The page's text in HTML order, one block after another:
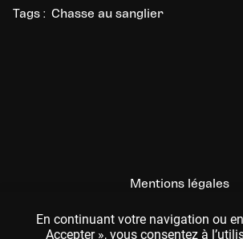
Tags : Chasse au sanglier
Mentions légales
CGU
En continuant votre navigation ou
Accepter », vous consentez à